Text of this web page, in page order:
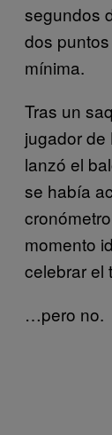
segundos
dos
mínima.
Tras un
jugador de
lanzó el
se había
momento
celebrar
…pero no.